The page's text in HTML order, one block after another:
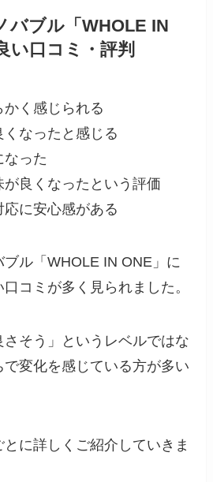
バブル「WHOLE IN
い口コミ・評判
かく感じられる
くなったと感じる
なった
が良くなったという評価
応に安心感がある
ル「WHOLE IN ONE」に
コミが多く見られました。
そう」というレベルではな
で変化を感じている方が多い
に詳しくご紹介していきま